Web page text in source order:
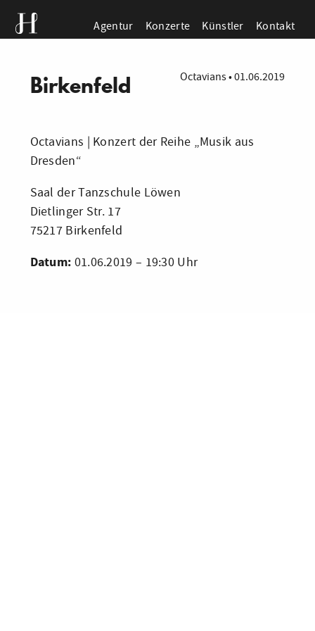
Agentur Konzerte Künstler Kontakt
Birkenfeld Octavians•01.06.2019
Octavians | Konzert der Reihe „Musik aus
Dresden“
Saal der Tanzschule Löwen
Dietlinger Str. 17
75217 Birkenfeld
Datum: 01.06.2019 – 19:30 Uhr